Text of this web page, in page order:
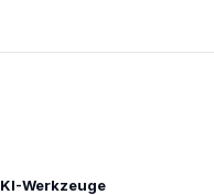
KI-Werkzeuge